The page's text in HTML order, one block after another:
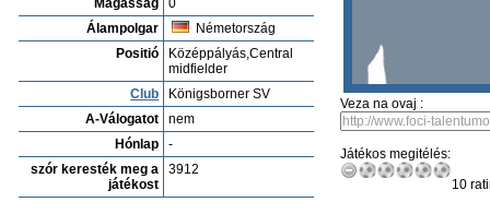
Magasság
0
Álampolgar
Németország
Positió
Középpályás,Central
midfielder
Club
Königsborner SV
A-Válogatot
nem
Hónlap
-
szór keresték meg a
játékost
3912
Veza na ovaj :
Játékos megitélés:
10